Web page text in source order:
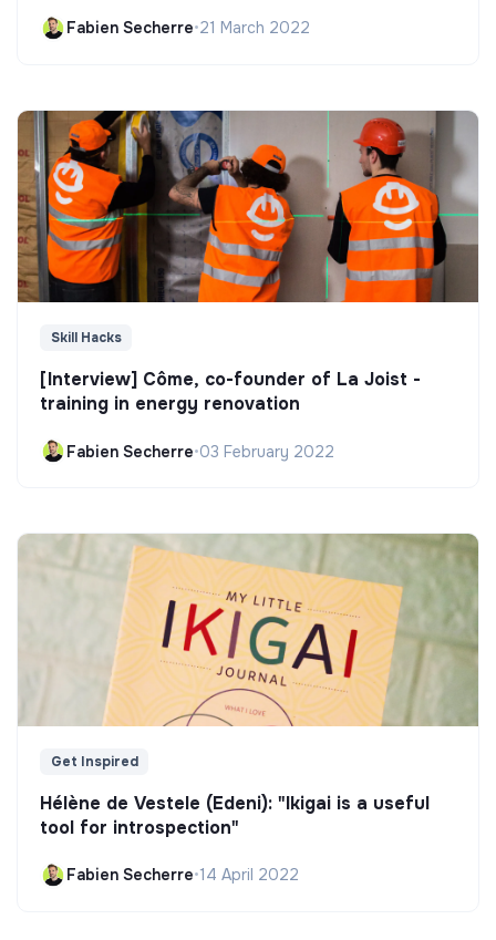
Fabien Secherre•21 March 2022
Skill Hacks
[Interview] Côme, co-founder of La Joist -
training in energy renovation
Fabien Secherre•03 February 2022
Get Inspired
Hélène de Vestele (Edeni): "Ikigai is a useful
tool for introspection"
Fabien Secherre•14 April 2022